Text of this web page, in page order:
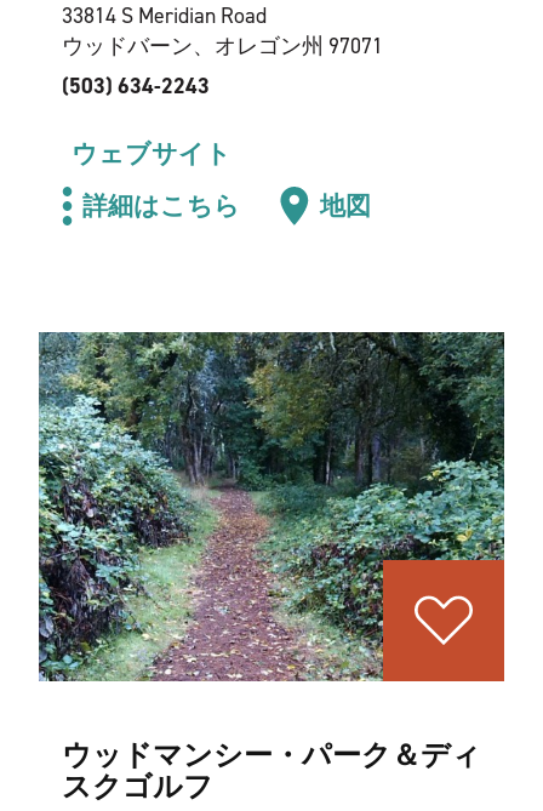
33814 S Meridian Road
ウッドバーン、オレゴン州 97071
(503) 634-2243
ウェブサイト
詳細はこちら
地図
ウッドマンシー・パーク＆ディ
スクゴルフ